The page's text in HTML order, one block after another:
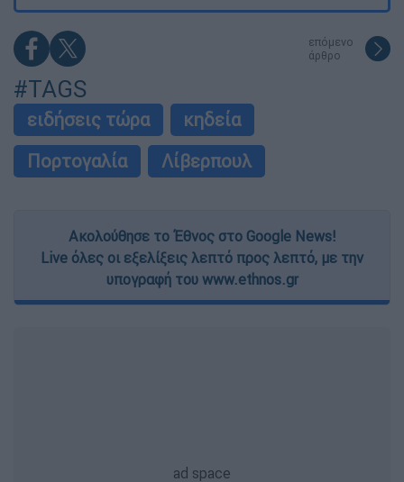
επόμενο
άρθρο
#TAGS
ειδήσεις τώρα
κηδεία
Πορτογαλία
Λίβερπουλ
Ακολούθησε το Έθνος στο Google News!
Live όλες οι εξελίξεις λεπτό προς λεπτό, με την
υπογραφή του www.ethnos.gr